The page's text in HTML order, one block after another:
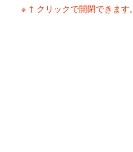
※ ↑ クリックで開閉できます。